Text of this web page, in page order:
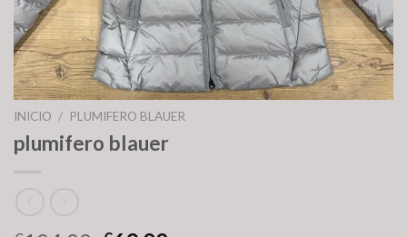
INICIO / PLUMIFERO BLAUER
plumifero blauer